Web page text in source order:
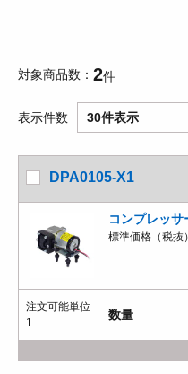
対象商品数 2件
表示件数 30件表示
DPA0105-X1
コンプレッ
標準価格（税抜
注文可能単位
1
数量